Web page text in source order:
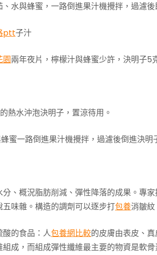
水與蜂蜜，一路倒進果汁機攪拌，過濾後
ptt子汁
園兩年夜片，檸檬汁與蜂蜜少許，決明子5
熱水沖泡決明子，置涼待用。
蜜一路倒進果汁機攪拌，過濾後倒進決明
、概況脂肪削減、彈性降落的成果。專
味雜。構造的調劑可以逐步打包養消皺紋
的食品：人包養網比較的皮膚由表皮、
成，而組成彈性纖維最主要的物資是軟